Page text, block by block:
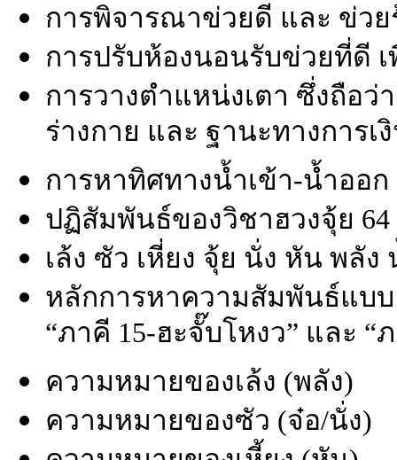
การพิจารณาข่วยดี และ ข่ว
การปรับห้องนอนรับข่วยที่ดี
การวางตำแหน่งเตา ซึ่งถือ
ร่างกาย และ ฐานะทางการเ
การหาทิศทางน้ำเข้า-น้ำออ
ปฏิสัมพันธ์ของวิชาฮวงจุ้ย
เล้ง ซัว เหี่ยง จุ้ย นั่ง หัน พลัง
หลักการหาความสัมพันธ์แบบ
“ภาคี 15-ฮะจั๊บโหงว” และ “
ความหมายของเล้ง (พลัง)
ความหมายของซัว (จ๋อ/นั่ง)